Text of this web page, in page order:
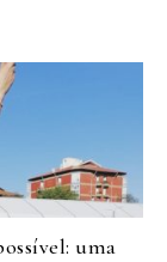
uma